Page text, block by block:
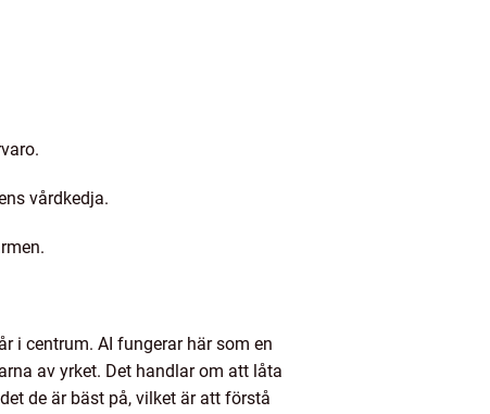
vårdkedja.
i centrum. AI fungerar här som en
av yrket. Det handlar om att låta
de är bäst på, vilket är att förstå